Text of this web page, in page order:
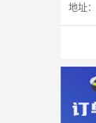
地址：